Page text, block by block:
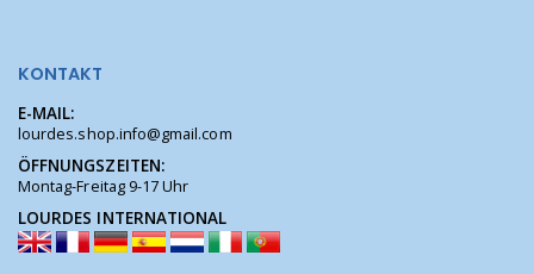
KONTAKT
E-MAIL:
lourdes.shop.info@gmail.com
ÖFFNUNGSZEITEN:
Montag-Freitag 9-17 Uhr
LOURDES INTERNATIONAL